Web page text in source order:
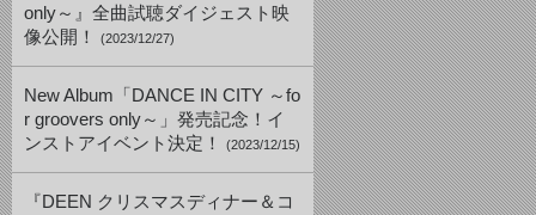
only～』全曲試聴ダイジェスト映
像公開！
(2023/12/27)
New Album「DANCE IN CITY ～fo
r groovers only～」発売記念！イ
ンストアイベント決定！
(2023/12/15)
『DEEN クリスマスディナー＆コ